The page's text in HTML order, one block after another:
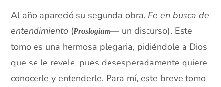
Al año apareció su segunda obra, Fe en busca de
entendimiento (Proslogium— un discurso). Este
tomo es una hermosa plegaria, pidiéndole a Dios
que se le revele, pues desesperadamente quiere
conocerle y entenderle. Para mí, este breve tomo